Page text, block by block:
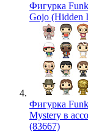
Фигурка
Gojo (Hidden
Фигурка
Mystery в
(83667)